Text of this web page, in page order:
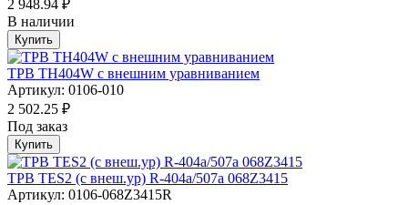
2 948.94 ₽
В наличии
Купить
ТРВ TH404W с внешним уравниванием
Артикул: 0106-010
2 502.25 ₽
Под заказ
Купить
ТРВ TES2 (с внеш.ур) R-404a/507а 068Z3415
Артикул: 0106-068Z3415R